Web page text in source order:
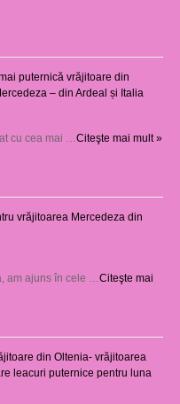
puternică vrăjitoare din
– din Ardeal și Italia
cu cea mai … Citeşte mai mult »
vrăjitoarea Mercedeza din
am ajuns în cele … Citeşte mai
din Oltenia- vrăjitoarea
leacuri puternice pentru luna